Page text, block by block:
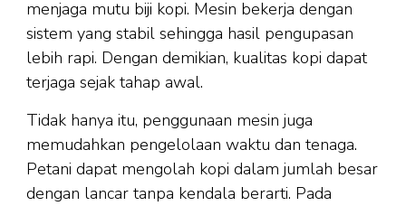
menjaga mutu biji kopi. Mesin bekerja dengan
sistem yang stabil sehingga hasil pengupasan
lebih rapi. Dengan demikian, kualitas kopi dapat
terjaga sejak tahap awal.
Tidak hanya itu, penggunaan mesin juga
memudahkan pengelolaan waktu dan tenaga.
Petani dapat mengolah kopi dalam jumlah besar
dengan lancar tanpa kendala berarti. Pada